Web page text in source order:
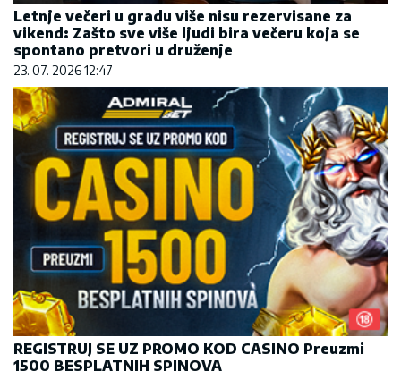
Letnje večeri u gradu više nisu rezervisane za
vikend: Zašto sve više ljudi bira večeru koja se
spontano pretvori u druženje
23. 07. 2026 12:47
REGISTRUJ SE UZ PROMO KOD CASINO Preuzmi
1500 BESPLATNIH SPINOVA